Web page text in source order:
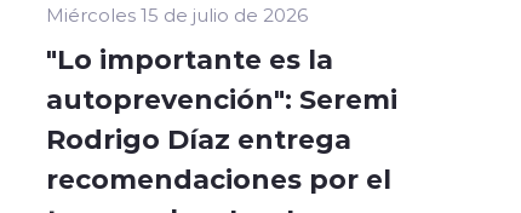
Miércoles 15 de julio de 2026
"Lo importante es la
autoprevención": Seremi
Rodrigo Díaz entrega
recomendaciones por el